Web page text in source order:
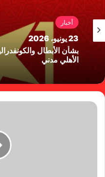
أخبار
23 يونيو، 2026
بشأن الأبطال
الأهلي مدني